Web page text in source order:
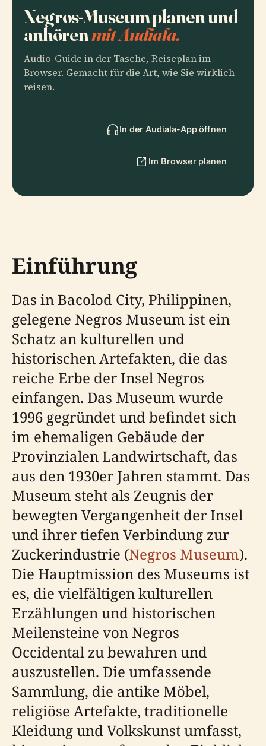
Negros-Museum planen und
anhörenmit Audiala.
Audio-Guide in der Tasche, Reiseplan im
Browser. Gemacht für die Art, wie Sie wirklich
reisen.
In der Audiala-App öffnen
Im Browser planen
Einführung
Das in Bacolod City, Philippinen,
gelegene Negros Museum ist ein
Schatz an kulturellen und
historischen Artefakten, die das
reiche Erbe der Insel Negros
einfangen. Das Museum wurde
1996 gegründet und befindet sich
im ehemaligen Gebäude der
Provinzialen Landwirtschaft, das
aus den 1930er Jahren stammt. Das
Museum steht als Zeugnis der
bewegten Vergangenheit der Insel
und ihrer tiefen Verbindung zur
Zuckerindustrie (Negros Museum).
Die Hauptmission des Museums ist
es, die vielfältigen kulturellen
Erzählungen und historischen
Meilensteine von Negros
Occidental zu bewahren und
auszustellen. Die umfassende
Sammlung, die antike Möbel,
religiöse Artefakte, traditionelle
Kleidung und Volkskunst umfasst,